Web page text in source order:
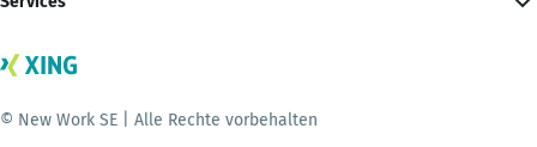
© New Work SE | Alle Rechte vorbehalten